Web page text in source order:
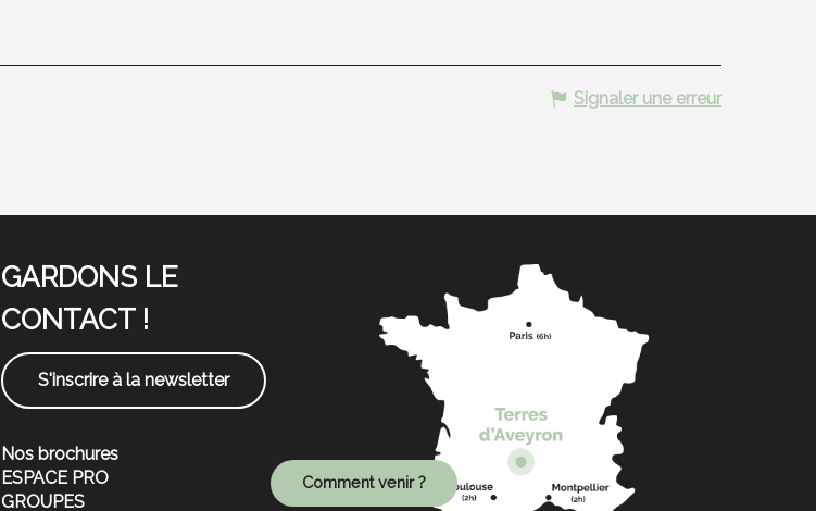
Signaler une erreur
GARDONS LE
CONTACT !
S'inscrire à la newsletter
Nos brochures
ESPACE PRO
GROUPES
Comment venir ?